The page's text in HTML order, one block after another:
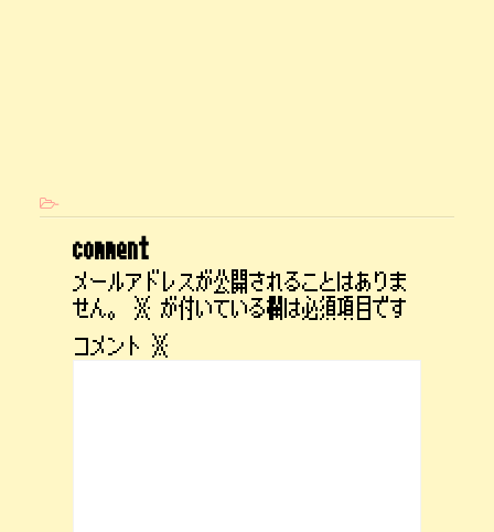
-
comment
メールアドレスが公開されることはありま
せん。
※ が付いている欄は必須項目です
コメント ※